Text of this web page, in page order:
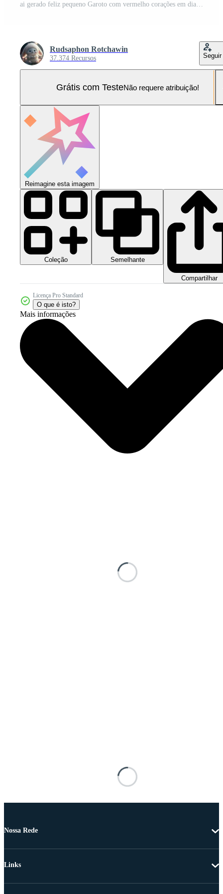
ai gerado feliz pequeno Garoto com vermelho corações em dia dos namorados dia. Foto Pro
Rudsaphon Rotchawin
37.374 Recursos Seguir
Grátis com TesteNão requere atribuição!
Reimagine esta imagem
Coleção Semelhante
Compartilhar
Licença Pro Standard
O que é isto?
Mais informações
Nossa Rede
Links